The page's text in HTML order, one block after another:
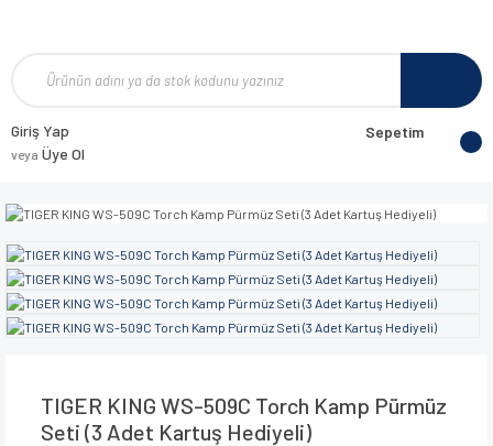
Giriş Yap
veya Üye Ol
Sepetim
TIGER KING WS-509C Torch Kamp Pürmüz
Seti (3 Adet Kartuş Hediyeli)